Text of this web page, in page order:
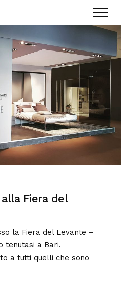
Fiera del
la Fiera del Levante –
tenutasi a Bari.
a tutti quelli che sono